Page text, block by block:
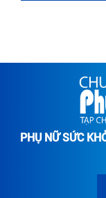
PHỤ NỮ SỨC